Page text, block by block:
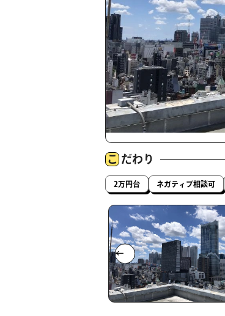
こ だわり
2万円台 ネガティブ相談可